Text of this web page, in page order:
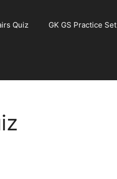
Quiz GK GS Practice Set